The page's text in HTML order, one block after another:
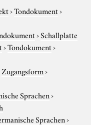
›Tondokument›
›Schallplatte
›Tondokument›
Zugangsform›
Sprachen›
Sprachen›